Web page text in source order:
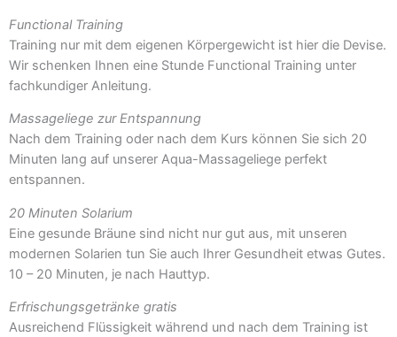
Functional Training
Training nur mit dem eigenen Körpergewicht ist hier die Devise.
Wir schenken Ihnen eine Stunde Functional Training unter
fachkundiger Anleitung.
Massageliege zur Entspannung
Nach dem Training oder nach dem Kurs können Sie sich 20
Minuten lang auf unserer Aqua-Massageliege perfekt
entspannen.
20 Minuten Solarium
Eine gesunde Bräune sind nicht nur gut aus, mit unseren
modernen Solarien tun Sie auch Ihrer Gesundheit etwas Gutes.
10 – 20 Minuten, je nach Hauttyp.
Erfrischungsgetränke gratis
Ausreichend Flüssigkeit während und nach dem Training ist